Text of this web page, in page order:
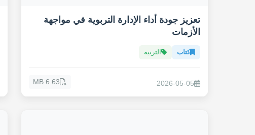
تعزيز جودة أداء الإدارة التربوية في مواجهة
الأزمات
كتاب التربية
2026-05-05
6.63 MB